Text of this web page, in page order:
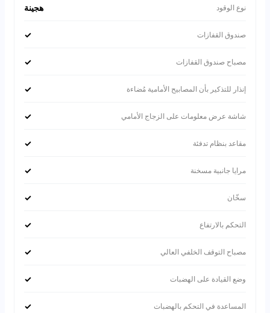
نوع الوقود هجينة
صندوق القفازات ✓
مصباح صندوق القفازات ✓
إنذار للتذكير بأن المصابيح الأمامية مُضاءة ✓
شاشة عرض معلومات على الزجاج الأمامي ✓
مقاعد بنظام تدفئة ✓
مرايا جانبية مسخنة ✓
سخّان ✓
التحكم بالارتفاع ✓
مصباح التوقف الخلفي العالي ✓
وضع القيادة على الهضبات ✓
المساعدة في التحكم بالهضبات ✓